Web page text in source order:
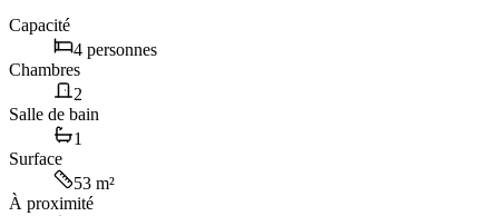
Capacité
4 personnes
Chambres
2
Salle de bain
1
Surface
53 m²
À proximité